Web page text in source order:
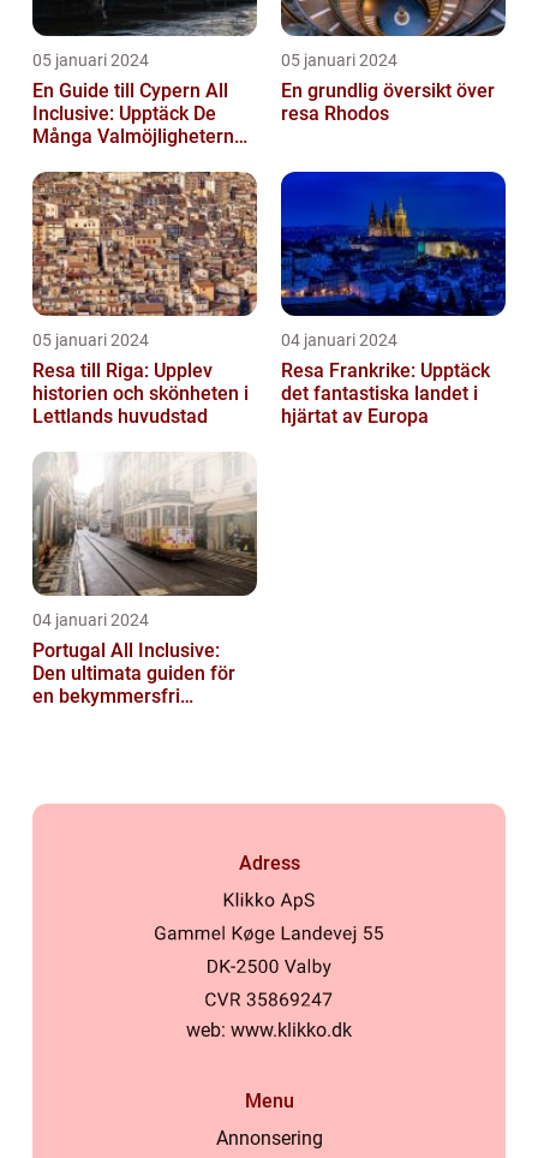
05 januari 2024
En Guide till Cypern All
Inclusive: Upptäck De
Många Valmöjligheterna
Semester...
05 januari 2024
En grundlig översikt över
resa Rhodos
05 januari 2024
Resa till Riga: Upplev
historien och skönheten i
Lettlands huvudstad
04 januari 2024
Resa Frankrike: Upptäck
det fantastiska landet i
hjärtat av Europa
04 januari 2024
Portugal All Inclusive:
Den ultimata guiden för
en bekymmersfri
Adress
web: www.klikko.dk
Menu
Annonsering